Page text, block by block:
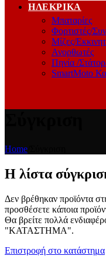
ΗΛΕΚΡΙΚΆ
Μπαταρίες
Φορτιστές/
Μίζες/
Ανορθωτές
Πηνία /
SmartMoto
Home
Η λίστα
Δεν βρέθηκαν προϊόντα
προσθέσετε κάποια
Θα βρείτε πολλά
"ΚΑΤΑΣΤΗΜΑ".
Επιστροφή στο κατάστημα